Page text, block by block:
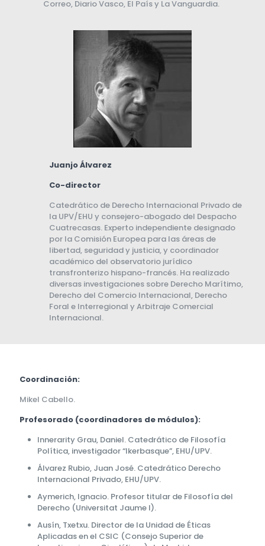
Correo, Diario Vasco, El País y La Vanguardia.
Juanjo Álvarez
Co-director
Catedrático de Derecho Internacional Privado de
la UPV/EHU y consejero-abogado del Despacho
Cuatrecasas. Experto independiente designado
por la Comisión Europea para las áreas de
libertad, seguridad y justicia, y coordinador
académico del observatorio jurídico
transfronterizo hispano-francés. Ha realizado
diversas investigaciones sobre Derecho Marítimo,
Derecho del Comercio Internacional, Derecho
Foral e Interregional y Arbitraje Comercial
Internacional.
Coordinación:
Mikel Cabello.
Profesorado (coordinadores de módulos):
Innerarity Grau, Daniel. Catedrático de Filosofía
Política, investigador “Ikerbasque”, EHU/UPV.
Álvarez Rubio, Juan José. Catedrático Derecho
Internacional Privado, EHU/UPV.
Aymerich, Ignacio. Profesor titular de Filosofía del
Derecho (Universitat Jaume I).
Ausín, Txetxu. Director de la Unidad de Éticas
Aplicadas en el CSIC (Consejo Superior de